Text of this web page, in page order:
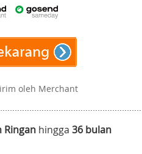
oleh Merchant
Ringan hingga 36 bulan